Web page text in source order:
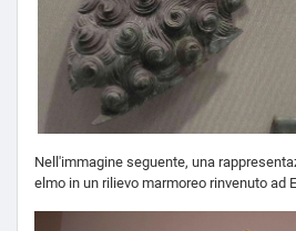
Nell'immagine seguente, una
elmo in un rilievo marmoreo rinvenuto ad